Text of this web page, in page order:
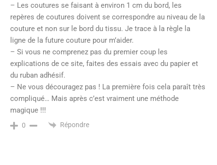
– Les coutures se faisant à environ 1 cm du bord, les
repères de coutures doivent se correspondre au niveau de la
couture et non sur le bord du tissu. Je trace à la règle la
ligne de la future couture pour m’aider.
– Si vous ne comprenez pas du premier coup les
explications de ce site, faites des essais avec du papier et
du ruban adhésif.
– Ne vous découragez pas ! La première fois cela paraît très
compliqué… Mais après c’est vraiment une méthode
magique !!!
0 Répondre